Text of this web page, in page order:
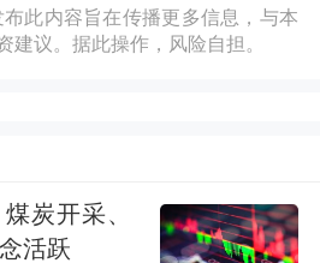
此内容旨在传播更多信息，与本
建议。据此操作，风险自担。
炭开采、
活跃